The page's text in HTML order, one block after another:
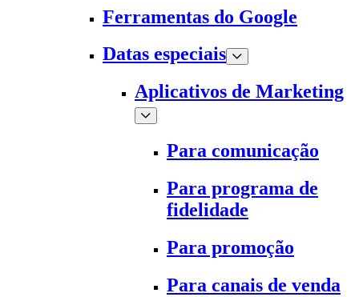
Ferramentas do Google
Datas especiais
Aplicativos de Marketing
Para comunicação
Para programa de
fidelidade
Para promoção
Para canais de venda